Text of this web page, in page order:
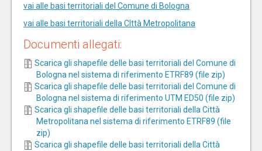
vai alle basi territoriali del Comune di Bologna
vai alle basi territoriali della CIttà Metropolitana
Documenti allegati:
Scarica gli shapefile delle basi territoriali del Comune di
Bologna nel sistema di riferimento ETRF89 (file zip)
Scarica gli shapefile delle basi territoriali del Comune di
Bologna nel sistema di riferimento UTM ED50 (file zip)
Scarica gli shapefile delle basi territoriali della Città
Metropolitana nel sistema di riferimento ETRF89 (file
zip)
Scarica gli shapefile delle basi territoriali della Città